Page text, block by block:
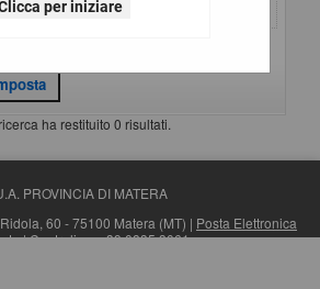
per iniziare
ha restituito 0 risultati.
PROVINCIA DI MATERA
60 - 75100 Matera (MT) | Posta Elettronica
| Centralino: +39 0835 3061